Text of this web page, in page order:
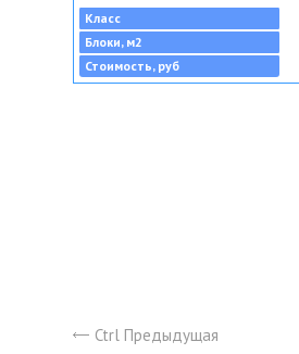
Класс
Блоки, м2
Стоимость, руб
Ctrl Предыдущая